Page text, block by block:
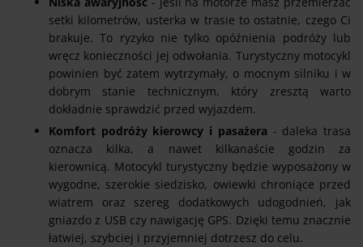
setki kilometrów, usterka w trasie to ostatnie, czego Ci
brakuje. To ryzyko nie tylko opóźnienia podróży lub
wręcz konieczności jej odwołania. Turystyczny motocykl
powinien być zatem wytrzymały, o mocnym silniku i w
dobrym stanie technicznym, który zresztą warto
dokładnie sprawdzić przed wyjazdem.
Komfort podróży kierowcy i pasażera- daleka trasa
oznacza kilka, a nawet kilkanaście godzin za
kierownicą. Motocykl turystyczny będzie wyposażony w
wygodne, szerokie siedzisko, owiewki chroniące przed
wiatrem oraz szereg dodatkowych udogodnień, jak
gniazdo z USB czy nawigację GPS. Dzięki temu znacznie
łatwiej, szybciej i przyjemniej dotrzesz do celu.